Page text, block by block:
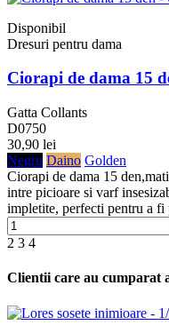
Disponibil
Dresuri pentru dama
Ciorapi de dama 15
Gatta Collants
D0750
30,90 lei
Negru Daino Golden
Ciorapi de dama 15
intre picioare si varf
impletite, perfecti pentru a fi
2 3 4
Clientii care au cumparat